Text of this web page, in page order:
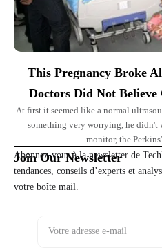
This Pregnancy Broke
Doctors Did Not
At first it seemed like a normal
something very worrying, he didn't
monitor, the
Join Our Newsletter
Abonnez-vous à la newsletter de
tendances, conseils d’experts et
votre boîte mail.